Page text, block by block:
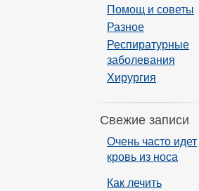
Помощ и советы
Разное
Респиратурные
заболевания
Хирургия
Свежие записи
Очень часто идет
кровь из носа
Как лечить